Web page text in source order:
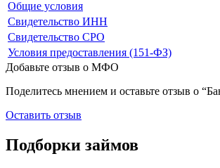
Общие условия
Свидетельство ИНН
Свидетельство СРО
Условия предоставления (151-ФЗ)
Добавьте отзыв о МФО
Поделитесь мнением и оставьте отзыв о
Оставить отзыв
Подборки займов